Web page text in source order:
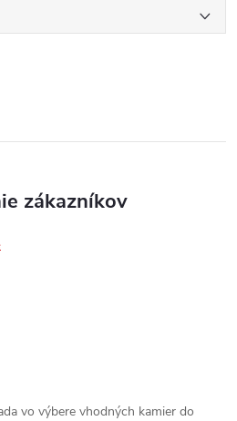
zákazníkov
vo výbere vhodných kamier do